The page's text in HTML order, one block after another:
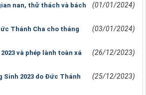
nan, thử thách và bách
(01/01/2024)
Thánh Cha cho tháng
(03/01/2024)
và phép lành toàn xá
(26/12/2023)
Sinh 2023 do Đức Thánh
(25/12/2023)